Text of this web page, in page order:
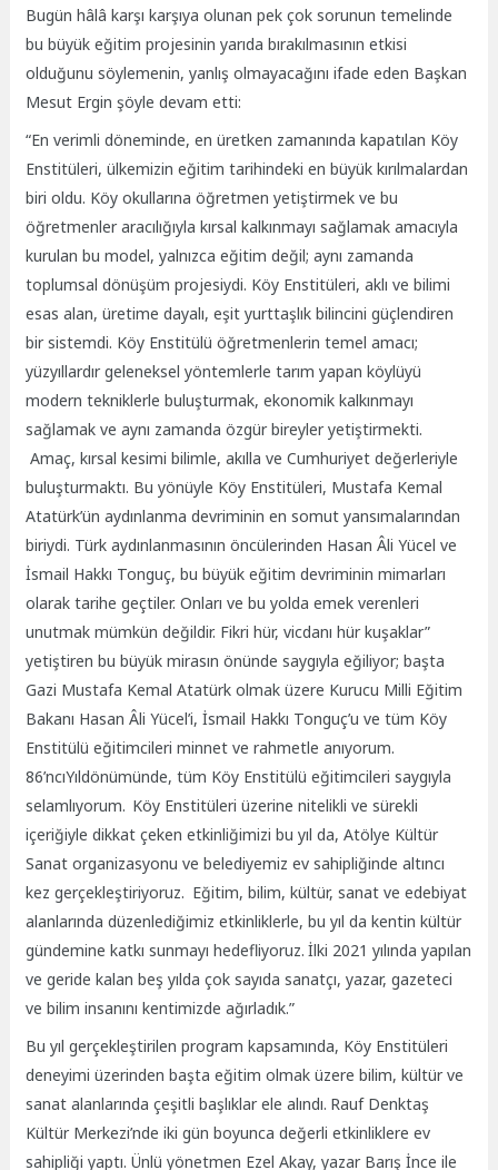
Bugün hâlâ karşı karşıya olunan pek çok sorunun temelinde
bu büyük eğitim projesinin yarıda bırakılmasının etkisi
olduğunu söylemenin, yanlış olmayacağını ifade eden Başkan
Mesut Ergin şöyle devam etti:
“En verimli döneminde, en üretken zamanında kapatılan Köy
Enstitüleri, ülkemizin eğitim tarihindeki en büyük kırılmalardan
biri oldu. Köy okullarına öğretmen yetiştirmek ve bu
öğretmenler aracılığıyla kırsal kalkınmayı sağlamak amacıyla
kurulan bu model, yalnızca eğitim değil; aynı zamanda
toplumsal dönüşüm projesiydi. Köy Enstitüleri, aklı ve bilimi
esas alan, üretime dayalı, eşit yurttaşlık bilincini güçlendiren
bir sistemdi. Köy Enstitülü öğretmenlerin temel amacı;
yüzyıllardır geleneksel yöntemlerle tarım yapan köylüyü
modern tekniklerle buluşturmak, ekonomik kalkınmayı
sağlamak ve aynı zamanda özgür bireyler yetiştirmekti.
Amaç, kırsal kesimi bilimle, akılla ve Cumhuriyet değerleriyle
buluşturmaktı. Bu yönüyle Köy Enstitüleri, Mustafa Kemal
Atatürk’ün aydınlanma devriminin en somut yansımalarından
biriydi. Türk aydınlanmasının öncülerinden Hasan Âli Yücel ve
İsmail Hakkı Tonguç, bu büyük eğitim devriminin mimarları
olarak tarihe geçtiler. Onları ve bu yolda emek verenleri
unutmak mümkün değildir. Fikri hür, vicdanı hür kuşaklar”
yetiştiren bu büyük mirasın önünde saygıyla eğiliyor; başta
Gazi Mustafa Kemal Atatürk olmak üzere Kurucu Milli Eğitim
Bakanı Hasan Âli Yücel’i, İsmail Hakkı Tonguç’u ve tüm Köy
Enstitülü eğitimcileri minnet ve rahmetle anıyorum.
86’ncıYıldönümünde, tüm Köy Enstitülü eğitimcileri saygıyla
selamlıyorum. Köy Enstitüleri üzerine nitelikli ve sürekli
içeriğiyle dikkat çeken etkinliğimizi bu yıl da, Atölye Kültür
Sanat organizasyonu ve belediyemiz ev sahipliğinde altıncı
kez gerçekleştiriyoruz. Eğitim, bilim, kültür, sanat ve edebiyat
alanlarında düzenlediğimiz etkinliklerle, bu yıl da kentin kültür
gündemine katkı sunmayı hedefliyoruz. İlki 2021 yılında yapılan
ve geride kalan beş yılda çok sayıda sanatçı, yazar, gazeteci
ve bilim insanını kentimizde ağırladık.”
Bu yıl gerçekleştirilen program kapsamında, Köy Enstitüleri
deneyimi üzerinden başta eğitim olmak üzere bilim, kültür ve
sanat alanlarında çeşitli başlıklar ele alındı. Rauf Denktaş
Kültür Merkezi’nde iki gün boyunca değerli etkinliklere ev
sahipliği yaptı. Ünlü yönetmen Ezel Akay, yazar Barış İnce ile